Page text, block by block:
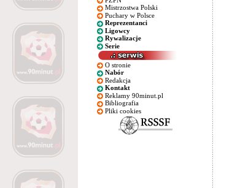
Mistrzostwa Polski
Puchary w Polsce
Reprezentanci
Ligowcy
Rywalizacje
Serie
O stronie
Nabór
Redakcja
Kontakt
Reklamy 90minut.pl
Bibliografia
Pliki cookies